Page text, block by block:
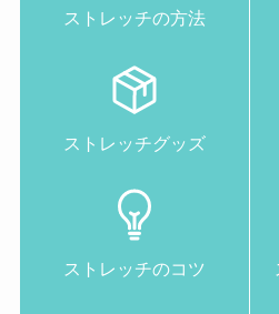
ストレッチの方法
ストレッチグッズ
ストレッチのコツ